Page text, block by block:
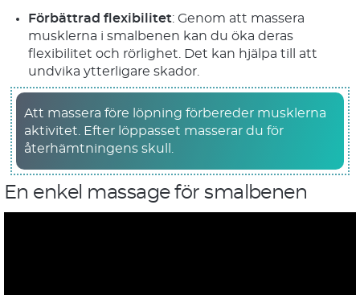
Förbättrad flexibilitet: Genom att massera
musklerna i smalbenen kan du öka deras
flexibilitet och rörlighet. Det kan hjälpa till att
undvika ytterligare skador.
Att massera före löpning förbereder musklerna
aktivitet. Efter löppasset masserar du för
återhämtningens skull.
En enkel massage för smalbenen